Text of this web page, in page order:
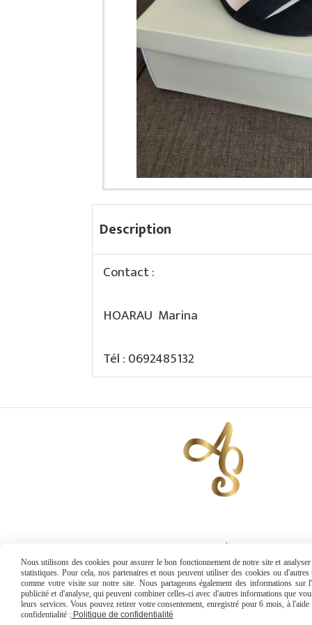
Description
Contact :
HOARAU Marina
Tél : 0692485132
Se connecter / S'inscrire
Nous utilisons des cookies pour assurer le bon fonctionnement de notre site et
statistiques. Pour cela, nos partenaires et nous peuvent utiliser des cookies ou
comme votre visite sur notre site. Nous partageons également des informations
publicité et d'analyse, qui peuvent combiner celles-ci avec d'autres informations que
leurs services. Vous pouvez retirer votre consentement, enregistré pour 6 mois, à
confidentialité : Politique de confidentialité